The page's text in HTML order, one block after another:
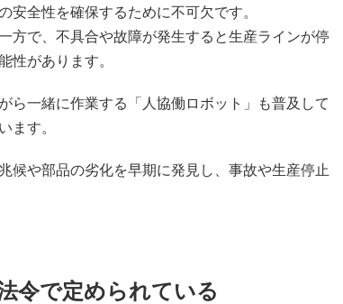
安全性を確保するために不可欠です。
方で、不具合や故障が発生すると生産ラインが停
性があります。
ら一緒に作業する「人協働ロボット」も普及して
ます。
候や部品の劣化を早期に発見し、事故や生産停止
令で定められている